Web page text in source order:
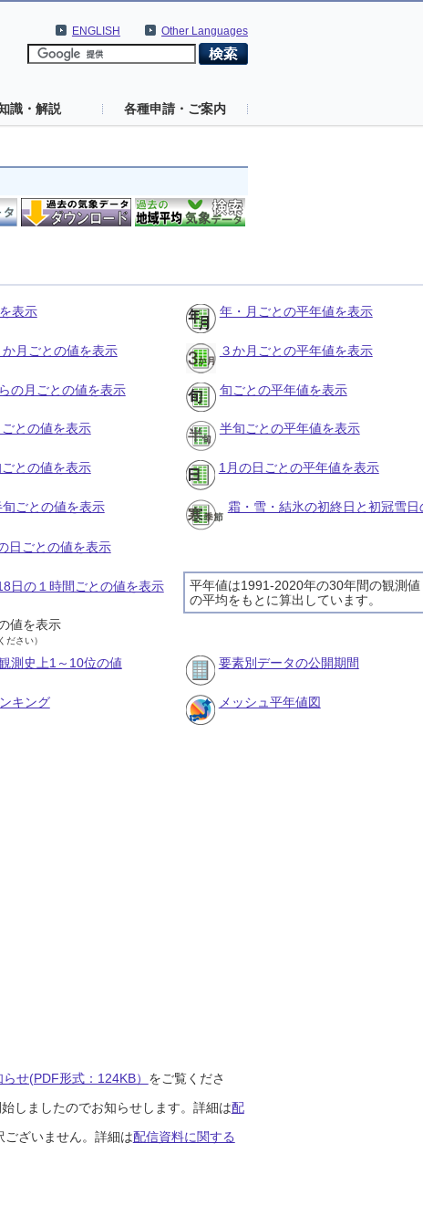
Other Languages
ENGLISH
識・解説 各種申請・ご案内
表示 年・月ごとの平年値を表示
月ごとの値を表示 ３か月ごとの平年値を表示
の月ごとの値を表示 旬ごとの平年値を表示
との値を表示 半旬ごとの平年値を表示
との値を表示 1月の日ごとの平年値を表示
ごとの値を表示 霜・雪・結氷の初終日と初冠雪
日ごとの値を表示
平年値は1991-2020年の30年間の観測値
の平均をもとに算出しています。
日の１時間ごとの値を表示
値を表示
ださい）
測史上1～10位の値 要素別データの公開期間
キング メッシュ平年値図
せ(PDF形式：124KB） をご覧くださ
しましたのでお知らせします。詳細は配
ざいません。詳細は配信資料に関する